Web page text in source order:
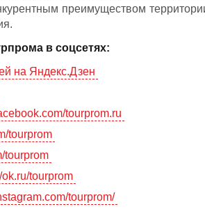
преимуществом
в соцсетях:
на Яндекс.Дзен
tourprom.ru
tourprom
tourprom
ok.ru/tourprom
tourprom/